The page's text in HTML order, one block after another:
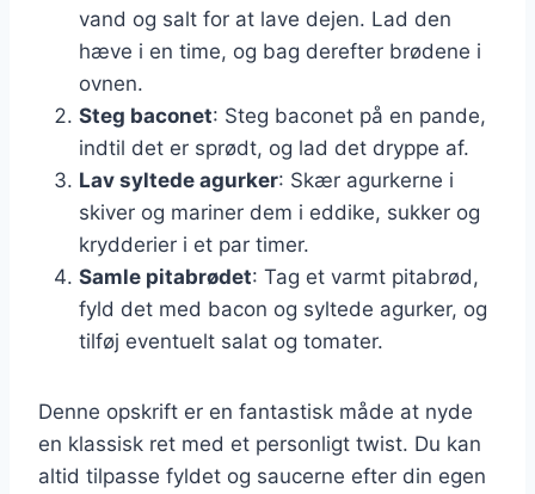
vand og salt for at lave dejen. Lad den
hæve i en time, og bag derefter brødene i
ovnen.
Steg baconet: Steg baconet på en pande,
indtil det er sprødt, og lad det dryppe af.
Lav syltede agurker: Skær agurkerne i
skiver og mariner dem i eddike, sukker og
krydderier i et par timer.
Samle pitabrødet: Tag et varmt pitabrød,
fyld det med bacon og syltede agurker, og
tilføj eventuelt salat og tomater.
Denne opskrift er en fantastisk måde at nyde
en klassisk ret med et personligt twist. Du kan
altid tilpasse fyldet og saucerne efter din egen